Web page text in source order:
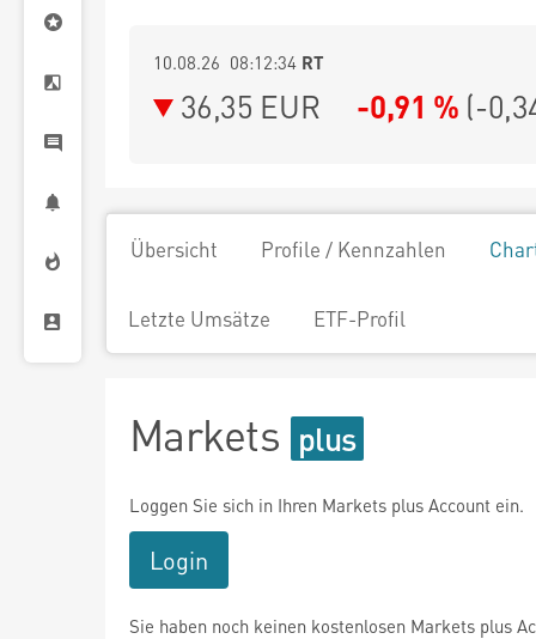
10.08.26 08:12:34 RT
36,35 EUR -0,91 % (-
Übersicht Profile / Kennzahlen
Letzte Umsätze ETF-Profil
Markets
Loggen Sie sich in Ihren Markets plus Account ein.
Login
Sie haben noch keinen kostenlosen Markets plus